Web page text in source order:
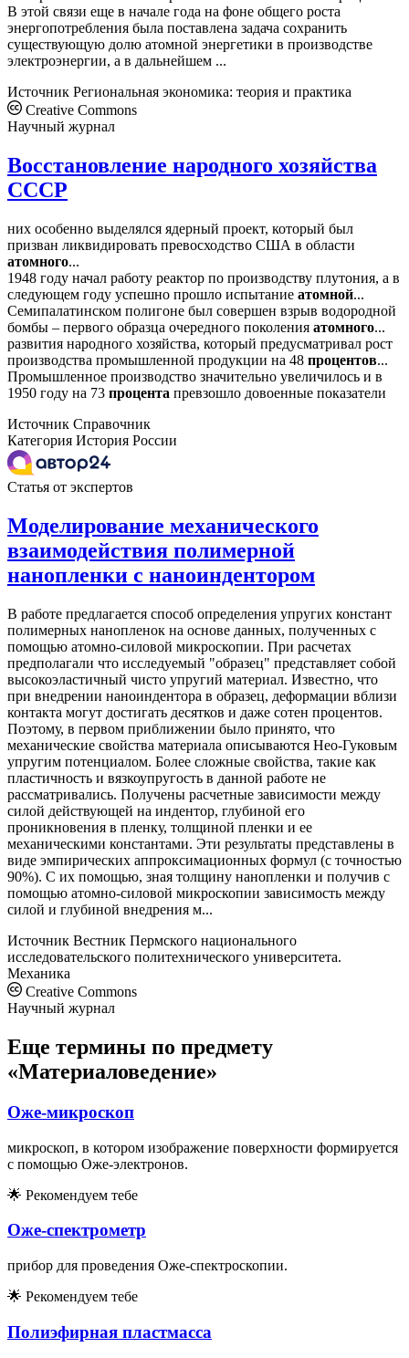
В этой связи еще в начале года на фоне общего роста
энергопотребления была поставлена задача сохранить
существующую долю атомной энергетики в производстве
электроэнергии, а в дальнейшем ...
Источник Региональная экономика: теория и практика
Creative Commons
Научный журнал
Восстановление народного хозяйства
СССР
них особенно выделялся ядерный проект, который был
призван ликвидировать превосходство США в области
атомного...
1948 году начал работу реактор по производству плутония, а в
следующем году успешно прошло испытание атомной...
Семипалатинском полигоне был совершен взрыв водородной
бомбы – первого образца очередного поколения атомного...
развития народного хозяйства, который предусматривал рост
производства промышленной продукции на 48 процентов...
Промышленное производство значительно увеличилось и в
1950 году на 73 процента превзошло довоенные показатели
Источник Справочник
Категория История России
Статья от экспертов
Моделирование механического
взаимодействия полимерной
нанопленки с наноиндентором
В работе предлагается способ определения упругих констант
полимерных нанопленок на основе данных, полученных с
помощью атомно-силовой микроскопии. При расчетах
предполагали что исследуемый "образец" представляет собой
высокоэластичный чисто упругий материал. Известно, что
при внедрении наноиндентора в образец, деформации вблизи
контакта могут достигать десятков и даже сотен процентов.
Поэтому, в первом приближении было принято, что
механические свойства материала описываются Нео-Гуковым
упругим потенциалом. Более сложные свойства, такие как
пластичность и вязкоупругость в данной работе не
рассматривались. Получены расчетные зависимости между
силой действующей на индентор, глубиной его
проникновения в пленку, толщиной пленки и ее
механическими константами. Эти результаты представлены в
виде эмпирических аппроксимационных формул (с точностью
90%). С их помощью, зная толщину нанопленки и получив с
помощью атомно-силовой микроскопии зависимость между
силой и глубиной внедрения м...
Источник Вестник Пермского национального
исследовательского политехнического университета.
Механика
Creative Commons
Научный журнал
Еще термины по предмету
«Материаловедение»
Оже-микроскоп
микроскоп, в котором изображениe поверхности формируется
с помощью Оже-электронов.
🌟 Рекомендуем тебе
Оже-спектрометр
прибор для проведения Оже-спектроскопии.
🌟 Рекомендуем тебе
Полиэфирная пластмасса